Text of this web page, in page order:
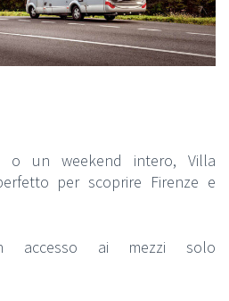
o un weekend intero, Villa
per scoprire Firenze e
accesso ai mezzi solo